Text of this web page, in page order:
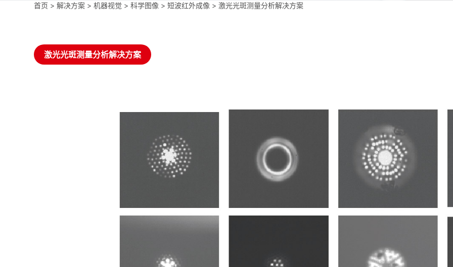
首页 >解决方案 >机器视觉 >科学图像 >短波红外成像 >激光光斑测量分析解决方案
激光光斑测量分析解决方案